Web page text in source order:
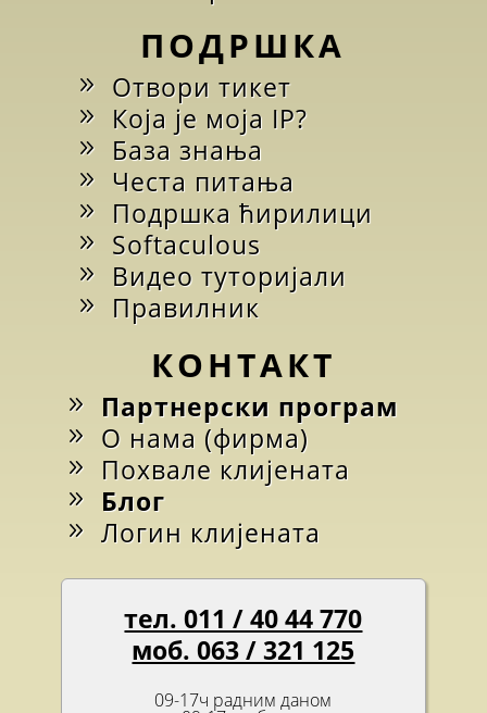
ПОДРШКА
Отвори тикет
Која је моја IP?
База знања
Честа питања
Подршка ћирилици
Softaculous
Видео туторијали
Правилник
КОНТАКТ
Партнерски програм
О нама (фирма)
Похвале клијената
Блог
Логин клијената
тел. 011 / 40 44 770
моб. 063 / 321 125
09-17ч радним даном